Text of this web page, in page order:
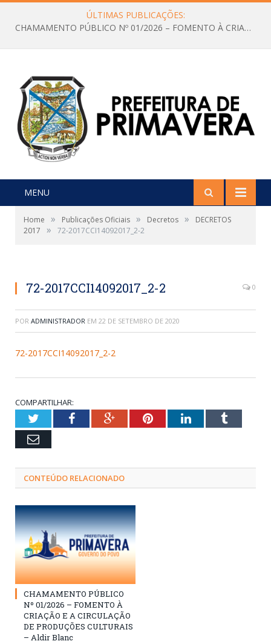
ÚLTIMAS PUBLICAÇÕES:
CHAMAMENTO PÚBLICO Nº 01/2026 – FOMENTO À CRIAÇÃO E A CIRCULAÇÃO DE PRODUÇÕES CULTURAIS – Aldir Blanc
MENU
Home » Publicações Oficiais » Decretos »
DECRETOS
2017
» 72-2017CCI14092017_2-2
72-2017CCI14092017_2-2 0
POR ADMINISTRADOR EM 22 DE SETEMBRO DE 2020
72-2017CCI14092017_2-2
COMPARTILHAR:
TwitterFacebookGoogle+PinterestLinkedInTumblr
Email
CONTEÚDO RELACIONADO
CHAMAMENTO PÚBLICO
Nº 01/2026 – FOMENTO À
CRIAÇÃO E A CIRCULAÇÃO
DE PRODUÇÕES CULTURAIS
– Aldir Blanc